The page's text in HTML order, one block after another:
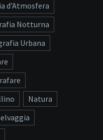
d’Atmosfera
Notturna
Urbana
Natura